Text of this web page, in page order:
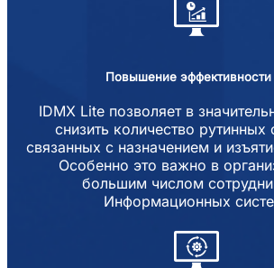
Повышение эффективности
IDMX Lite позволяет в
снизить количество рутинных
связанных с назначением и
Особенно это важно в
большим числом
Информационных